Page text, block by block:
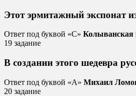
Этот эрмитажный экспонат
Ответ под буквой «C» Колыванская
19 задание
В создании этого шедевра
Ответ под буквой «A» Михаил
20 задание